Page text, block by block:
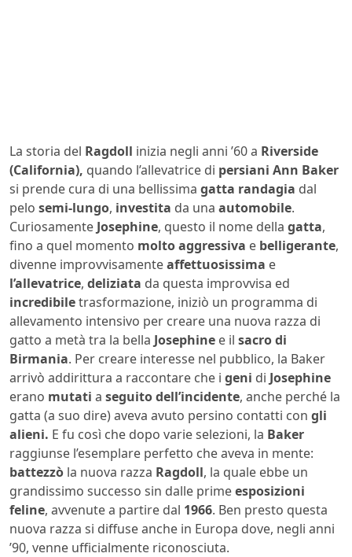
La storia del Ragdoll inizia negli anni ’60 a Riverside
(California), quando l’allevatrice di persiani Ann Baker
si prende cura di una bellissima gatta randagia dal
pelo semi-lungo, investita da una automobile.
Curiosamente Josephine, questo il nome della gatta,
fino a quel momento molto aggressiva e belligerante,
divenne improvvisamenteaffettuosissima e
l’allevatrice, deliziata da questa improvvisa ed
incredibiletrasformazione, iniziò un programma di
allevamento intensivo per creare una nuova razza di
gatto a metà tra la bella Josephine e il sacro di
Birmania. Per creare interesse nel pubblico, la Baker
arrivò addirittura a raccontare che i geni di Josephine
erano mutati a seguitodell’incidente, anche perché la
gatta (a suo dire) aveva avuto persino contatti con gli
alieni. E fu così che dopo varie selezioni, la Baker
raggiunse l’esemplare perfetto che aveva in mente:
battezzò la nuova razza Ragdoll, la quale ebbe un
grandissimo successo sin dalle primeesposizioni
feline, avvenute a partire dal 1966. Ben presto questa
nuova razza si diffuse anche in Europa dove, negli anni
’90, venne ufficialmente riconosciuta.